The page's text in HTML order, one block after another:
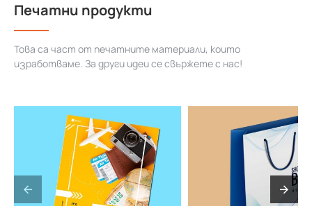
Печатни продукти
Това са част от печатните материали, които